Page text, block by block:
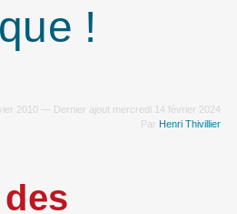
!
2010 — Dernier ajout mercredi 14 février 2024
Par Henri Thivillier